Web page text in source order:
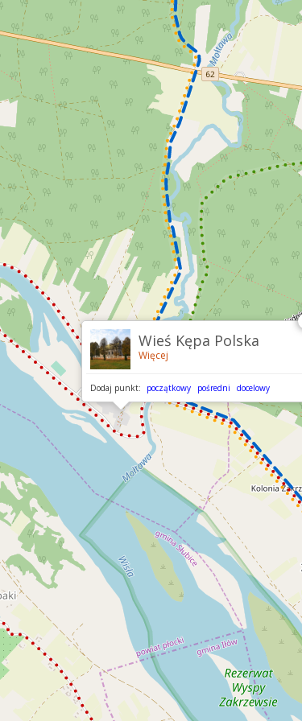
Wieś Kępa Polska
Więcej
Dodaj punkt: początkowy pośredni docelowy